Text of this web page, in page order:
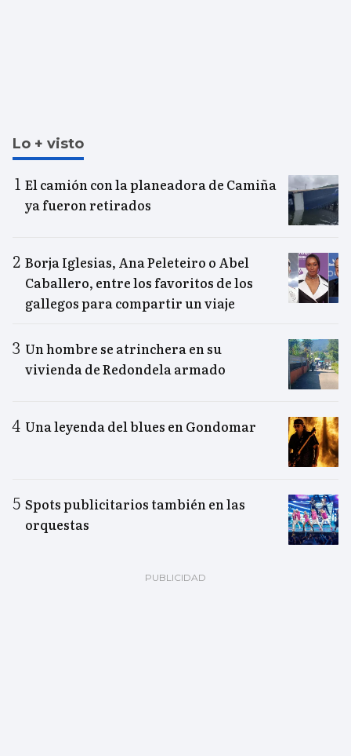
Lo + visto
El camión con la planeadora de Camiña
ya fueron retirados
Borja Iglesias, Ana Peleteiro o Abel
Caballero, entre los favoritos de los
gallegos para compartir un viaje
Un hombre se atrinchera en su
vivienda de Redondela armado
Una leyenda del blues en Gondomar
Spots publicitarios también en las
orquestas